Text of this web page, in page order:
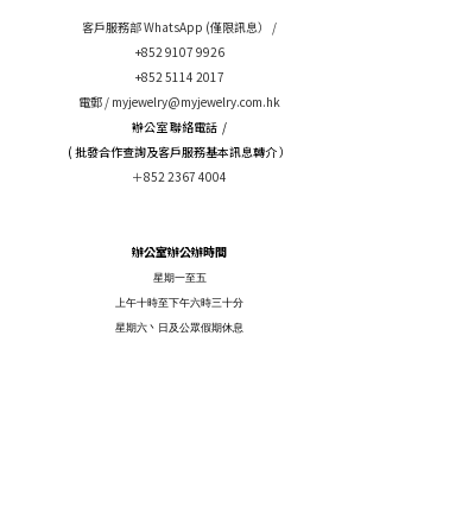
客戶服務部 WhatsApp (僅限訊息） /
+852 9107 9926
+852 5114 2017
電郵 / myjewelry@myjewelry.com.hk
辦公室 聯絡電話 /
( 批發合作查詢及客戶服務基本訊息轉介 ）
＋852 2367 4004
辦公室辦公辦時間
星期一至五
上午十時至下午六時三十分
星期六丶日及公眾假期休息